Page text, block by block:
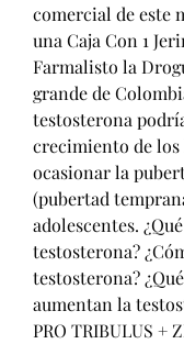
comercial de este
una Caja Con 1
Farmalisto la
grande de
testosterona
crecimiento de los
ocasionar la
(pubertad
adolescentes.
testosterona?
testosterona?
aumentan la
PRO TRIBULUS +